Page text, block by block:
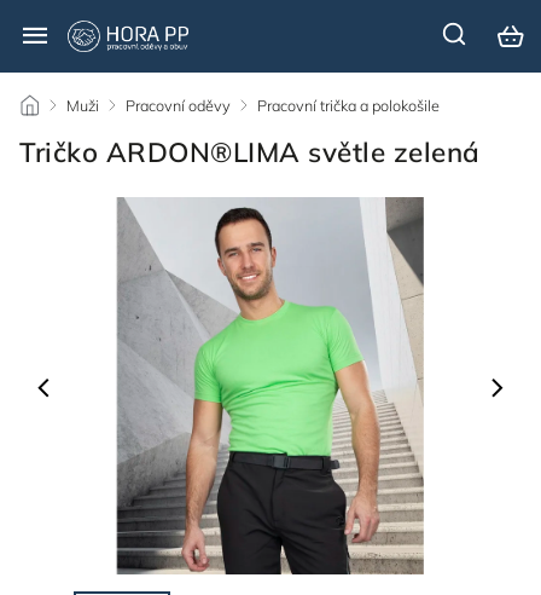
/ Muži / Pracovní oděvy / Pracovní trička a polokošile
Tričko ARDON®LIMA světle zelená